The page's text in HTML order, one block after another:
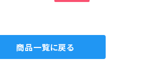
商品一覧に戻る